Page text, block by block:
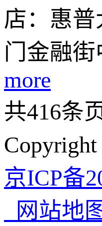
店：惠
门金融
more
共416条
京ICP备
网站地